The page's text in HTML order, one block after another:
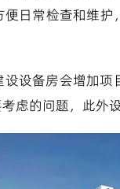
日常检查和维
设备房会增加
虑的问题，此外